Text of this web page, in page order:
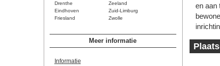
Drenthe
Zeeland
Eindhoven
Zuid-Limburg
Friesland
Zwolle
Meer informatie
Informatie
en aan